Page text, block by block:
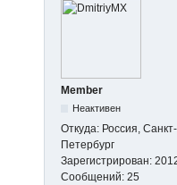
Member
Неактивен
Откуда: Россия, Санкт-
Петербург
Зарегистрирован:
Сообщений: 25